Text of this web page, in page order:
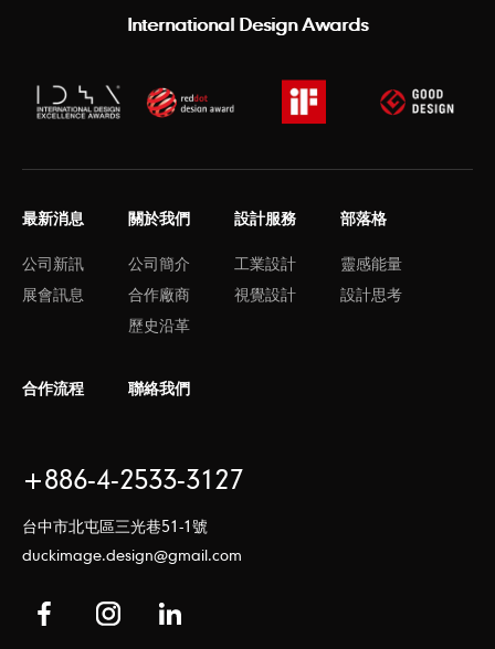
International Design Awards
最新消息
公司新訊
展會訊息
關於我們
公司簡介
合作廠商
歷史沿革
設計服務
工業設計
視覺設計
部落格
靈感能量
設計思考
合作流程 聯絡我們
+886-4-2533-3127
台中市北屯區三光巷51-1號
duckimage.design@gmail.com